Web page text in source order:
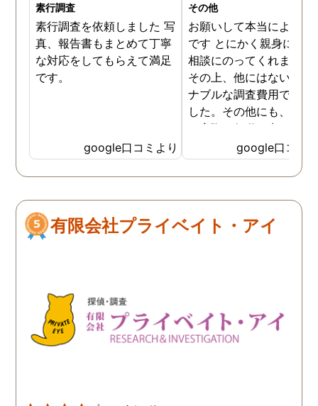
素行調査
素行調査を依頼しました 写
真、報告書もまとめて丁寧
な対応をしてもらえて満足
です。
google口コミより
その他
お願いして本当によかっ
です とにかく親身にな
相談にのってくれました
その上、他にはないリー
ナブルな調査費用で済み
した。その他にも、相談
ら実際に行動に出て頂い
のが、スゴく早く問題を
決していただき、大変助
りました。 次回も是非
しろ最初の相談の段階が
本当に無料なのが、よか
google口コミ
有限会社プライベイト・アイ